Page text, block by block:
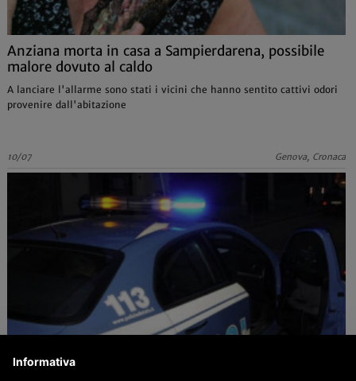
Anziana morta in casa a Sampierdarena, possibile
malore dovuto al caldo
A lanciare l'allarme sono stati i vicini che hanno sentito cattivi odori
provenire dall'abitazione
10/07 Genova, Cronaca
Informativa